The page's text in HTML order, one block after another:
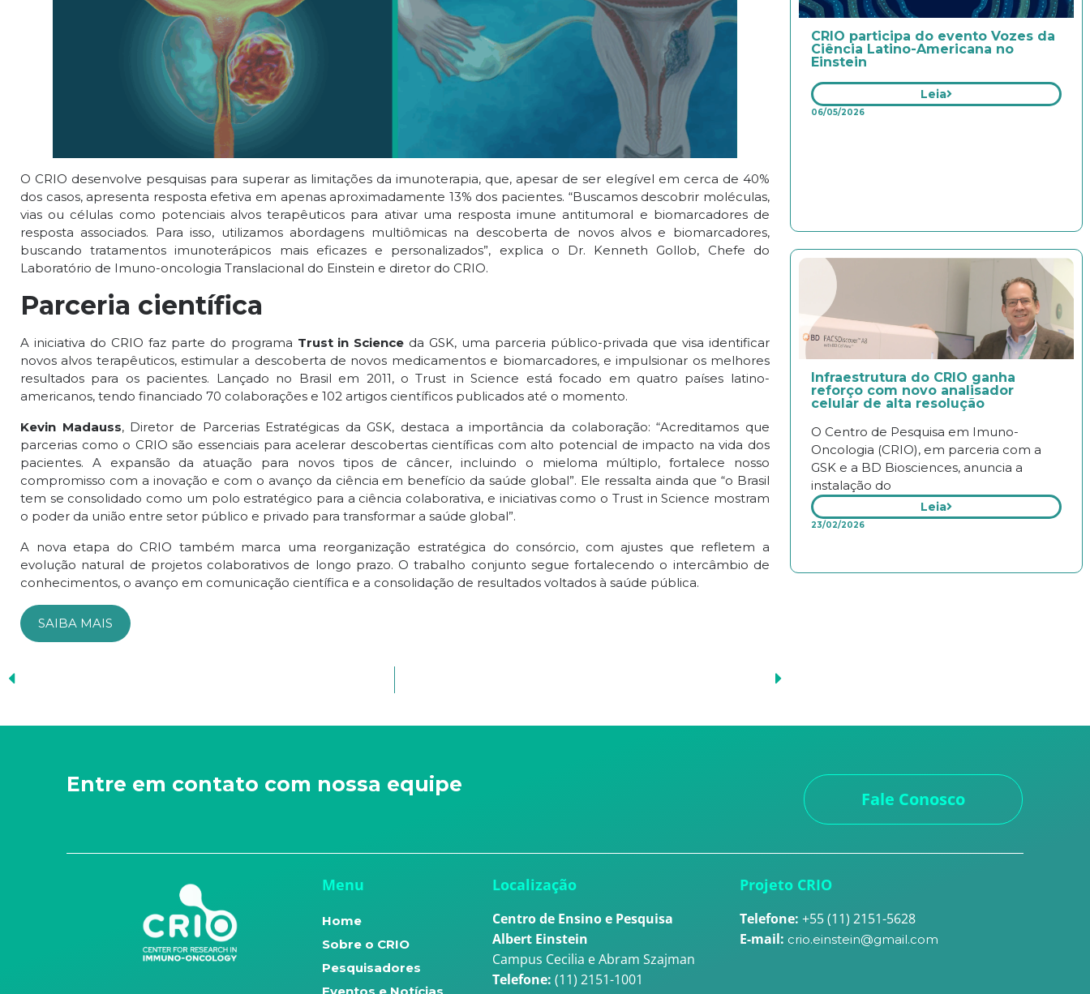
O CRIO desenvolve pesquisas para superar as limitações da imunoterapia, que, apesar de ser elegível em cerca de 40%
dos casos, apresenta resposta efetiva em apenas aproximadamente 13% dos pacientes. “Buscamos descobrir moléculas,
vias ou células como potenciais alvos terapêuticos para ativar uma resposta imune antitumoral e biomarcadores de
resposta associados. Para isso, utilizamos abordagens multiômicas na descoberta de novos alvos e biomarcadores,
buscando tratamentos imunoterápicos mais eficazes e personalizados”, explica o Dr. Kenneth Gollob, Chefe do
Laboratório de Imuno-oncologia Translacional do Einstein e diretor do CRIO.
Parceria científica
A iniciativa do CRIO faz parte do programa Trust in Science da GSK, uma parceria público-privada que visa identificar
novos alvos terapêuticos, estimular a descoberta de novos medicamentos e biomarcadores, e impulsionar os melhores
resultados para os pacientes. Lançado no Brasil em 2011, o Trust in Science está focado em quatro países latino-
americanos, tendo financiado 70 colaborações e 102 artigos científicos publicados até o momento.
Kevin Madauss, Diretor de Parcerias Estratégicas da GSK, destaca a importância da colaboração: “Acreditamos que
parcerias como o CRIO são essenciais para acelerar descobertas científicas com alto potencial de impacto na vida dos
pacientes. A expansão da atuação para novos tipos de câncer, incluindo o mieloma múltiplo, fortalece nosso
compromisso com a inovação e com o avanço da ciência em benefício da saúde global”. Ele ressalta ainda que “o Brasil
tem se consolidado como um polo estratégico para a ciência colaborativa, e iniciativas como o Trust in Science mostram
o poder da união entre setor público e privado para transformar a saúde global”.
A nova etapa do CRIO também marca uma reorganização estratégica do consórcio, com ajustes que refletem a
evolução natural de projetos colaborativos de longo prazo. O trabalho conjunto segue fortalecendo o intercâmbio de
conhecimentos, o avanço em comunicação científica e a consolidação de resultados voltados à saúde pública.
SAIBA MAIS
CRIO participa do evento Vozes da
Ciência Latino-Americana no
Einstein
Leia
06/05/2026
Infraestrutura do CRIO ganha
reforço com novo analisador
celular de alta resolução
O Centro de Pesquisa em Imuno-
Oncologia (CRIO), em parceria com a
GSK e a BD Biosciences, anuncia a
instalação do
Leia
23/02/2026
Entre em contato com nossa equipe
Fale Conosco
Menu
Home
Sobre o CRIO
Pesquisadores
Localização
Centro de Ensino e Pesquisa
Albert Einstein
Campus Cecilia e Abram Szajman
Telefone: (11) 2151-1001
Projeto CRIO
Telefone: +55 (11) 2151-5628
E-mail: crio.einstein@gmail.com